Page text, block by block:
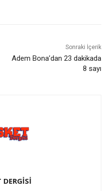
Sonraki İçerik
Adem Bona’dan 23 dakikada
8 sayı
DERGİSİ